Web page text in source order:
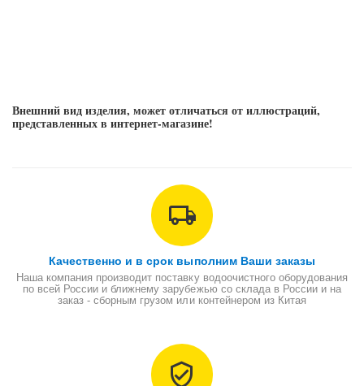
Внешний вид изделия, может отличаться от иллюстраций,
представленных в интернет-магазине!
Качественно и в срок выполним Ваши заказы
Наша компания производит поставку водоочистного оборудования
по всей России и ближнему зарубежью со склада в России и на
заказ - сборным грузом или контейнером из Китая